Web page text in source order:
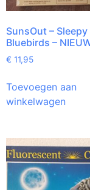
SunsOut –
Bluebirds –
€ 11,95
Toevoegen aan
winkelwagen